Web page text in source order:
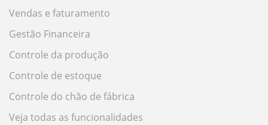
Vendas e faturamento
Gestão Financeira
Controle da produção
Controle de estoque
Controle do chão de fábrica
Veja todas as funcionalidades